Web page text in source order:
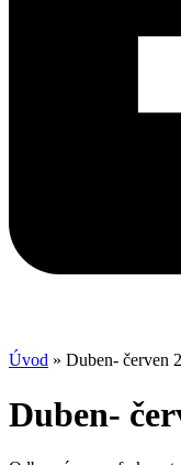
Úvod » Duben- červen
Duben-